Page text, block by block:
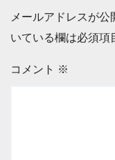
メールアドレスが公
いている欄は必須項
コメント ※